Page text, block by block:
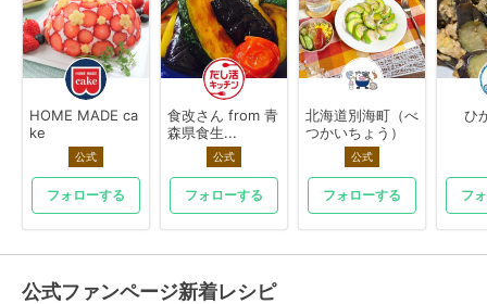
HOME MADE ca
ke
公式
フォローする
食改さん from 青
森県食生...
公式
フォローする
北海道別海町（べ
つかいちょう）
公式
フォローする
ひ
フ
公式ファンページ新着レシピ